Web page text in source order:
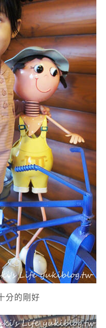
分的剛好